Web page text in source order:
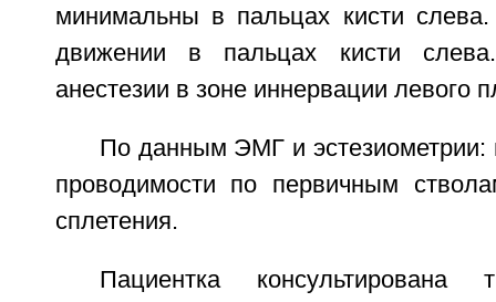
минимальны в пальцах кисти
движении в пальцах кисти
анестезии в зоне иннервации левого
По данным ЭМГ и эстезиометрии:
проводимости по первичным
сплетения.
Пациентка консультирована